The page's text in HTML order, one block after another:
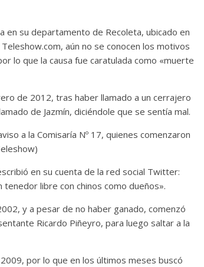
en su departamento de Recoleta, ubicado en
aún no se conocen los motivos
lo que la causa fue caratulada como «muerte
de 2012, tras haber llamado a un cerrajero
de Jazmín, diciéndole que se sentía mal.
a la Comisaría Nº 17, quienes comenzaron
en su cuenta de la red social Twitter:
libre con chinos como dueños».
y a pesar de no haber ganado, comenzó
Ricardo Piñeyro, para luego saltar a la
por lo que en los últimos meses buscó